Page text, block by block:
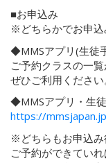
■お申込み
※どちらかでお申込
◆MMSアプリ(生徒
ご予約クラスの一
ぜひご利用ください
◆MMSアプリ・生
https://
※どちらもお申込み
ご予約ができてい